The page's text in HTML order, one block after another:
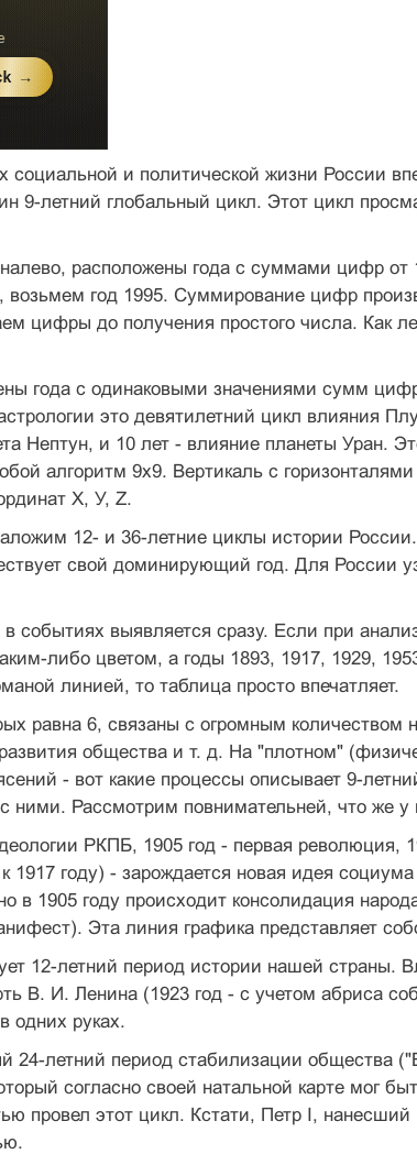
социальной и политической жизни России
9-летний глобальный цикл. Этот цикл
налево, расположены года с суммами цифр
возьмем год 1995. Суммирование цифр
цифры до получения простого числа. Как
года с одинаковыми значениями сумм
это девятилетний цикл влияния
Нептун, и 10 лет - влияние планеты Уран.
алгоритм 9х9. Вертикаль с
Х, У, Z.
12- и 36-летние циклы истории
свой доминирующий год. Для России
в событиях выявляется сразу. Если при
либо цветом, а годы 1893, 1917, 1929,
линией, то таблица просто впечатляет.
равна 6, связаны с огромным количеством
общества и т. д. На "плотном"
- вот какие процессы описывает 9-
ними. Рассмотрим повнимательней, что же у
РКПБ, 1905 год - первая революция,
1917 году) - зарождается новая идея
в 1905 году происходит консолидация
Эта линия графика представляет
12-летний период истории нашей страны.
В. И. Ленина (1923 год - с учетом абриса
одних руках.
24-летний период стабилизации
согласно своей натальной карте мог
провел этот цикл. Кстати, Петр I,